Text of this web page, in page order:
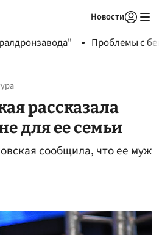
Новости
Проблемы с
рассказала
для ее семьи
сообщила, что ее муж